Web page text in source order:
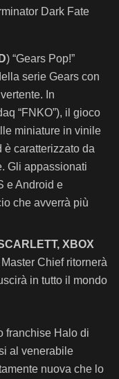
Dark Fate
) “Gears Pop!”
serie Gears con
In
“FNKO”), il gioco
miniature in vinile
è caratterizzato da
Gli appassionati
e Android e
che avverrà più
XBOX
Chief ritornerà
in tutto il mondo
franchise Halo di
al venerabile
nuova che lo